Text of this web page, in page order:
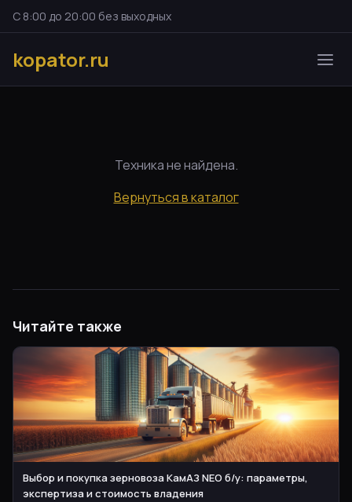
С 8:00 до 20:00 без выходных
kopator.ru
Техника не найдена.
Вернуться в каталог
Читайте также
Выбор и покупка зерновоза КамАЗ NEO б/у: параметры,
экспертиза и стоимость владения